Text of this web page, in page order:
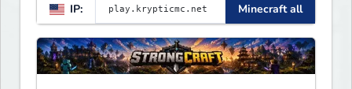
play. Minigames, KitPvP,
Lifesteal, Prison, Practice,
Bedwars, Skywars, & much much
more!
IP: Minecraft all